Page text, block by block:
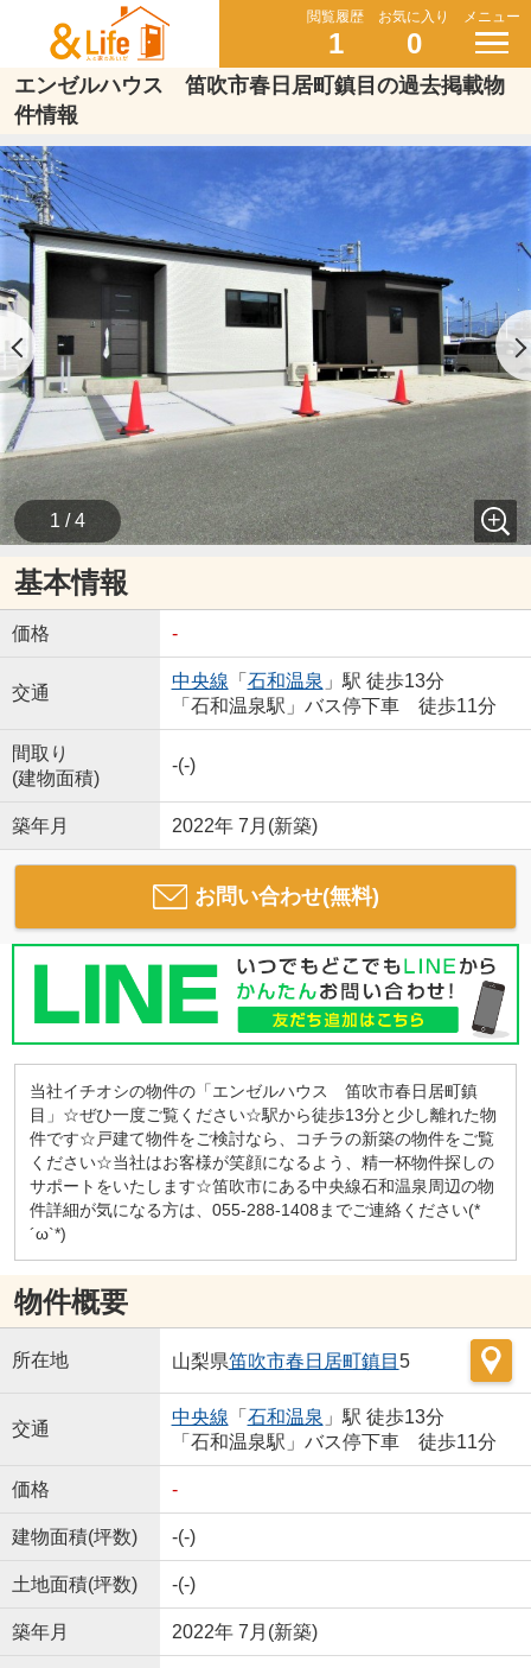
閲覧履歴
1
お気に入り
0
メニュー
エンゼルハウス 笛吹市春日居町鎮目の過去掲載物
件情報
1 / 4
基本情報
価格 -
交通
中央線 「 石和温泉 」駅 徒歩13分
「石和温泉駅」バス停下車 徒歩11分
間取り
(建物面積)
-(-)
築年月 2022年 7月(新築)
お問い合わせ(無料)
当社イチオシの物件の「エンゼルハウス 笛吹市春日居町鎮
目」☆ぜひ一度ご覧ください☆駅から徒歩13分と少し離れた物
件です☆戸建て物件をご検討なら、コチラの新築の物件をご覧
ください☆当社はお客様が笑顔になるよう、精一杯物件探しの
サポートをいたします☆笛吹市にある中央線石和温泉周辺の物
件詳細が気になる方は、055-288-1408までご連絡ください(*
´ω`*)
物件概要
所在地 山梨県笛吹市春日居町鎮目 5
交通
中央線 「 石和温泉 」駅 徒歩13分
「石和温泉駅」バス停下車 徒歩11分
価格 -
建物面積(坪数) -(-)
土地面積(坪数) -(-)
築年月 2022年 7月(新築)